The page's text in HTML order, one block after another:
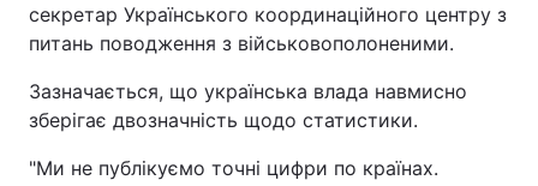
секретар Українського координаційного центру з
питань поводження з військовополоненими.
Зазначається, що українська влада навмисно
зберігає двозначність щодо статистики.
"Ми не публікуємо точні цифри по країнах.